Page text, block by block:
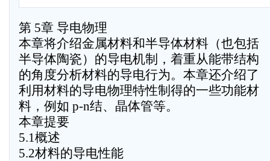
第 5章 导电物理
本章将介绍金属材料和半导体材料（也包括
半导体陶瓷）的导电机制，着重从能带结构
的角度分析材料的导电行为。本章还介绍了
利用材料的导电物理特性制得的一些功能材
料，例如 p-n结、晶体管等。
本章提要
5.1概述
5.2材料的导电性能